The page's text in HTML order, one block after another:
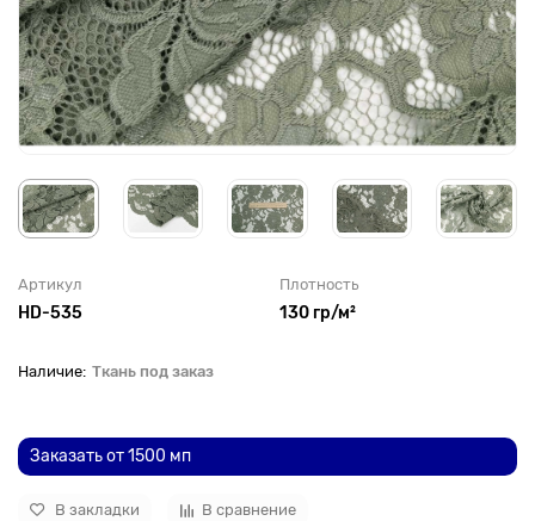
Артикул
HD-535
Плотность
130 гр/м²
Ткань под заказ
Заказать от 1500 мп
В закладки В сравнение